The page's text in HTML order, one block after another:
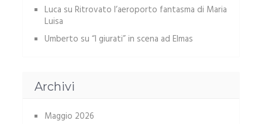
Luca su Ritrovato l’aeroporto fantasma di Maria
Luisa
Umberto su “I giurati” in scena ad Elmas
Archivi
Maggio 2026